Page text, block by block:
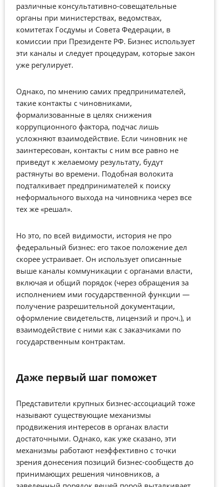
различные консультативно-совещательные
органы при министерствах, ведомствах,
комитетах Госдумы и Совета Федерации, в
комиссии при Президенте РФ. Бизнес использует
эти каналы и следует процедурам, которые закон
уже регулирует.
Однако, по мнению самих предпринимателей,
такие контакты с чиновниками,
формализованные в целях снижения
коррупционного фактора, подчас лишь
усложняют взаимодействие. Если чиновник не
заинтересован, контакты с ним все равно не
приведут к желаемому результату, будут
растянуты во времени. Подобная волокита
подталкивает предпринимателей к поиску
неформального выхода на чиновника через все
тех же «решал».
Но это, по всей видимости, история не про
федеральный бизнес: его такое положение дел
скорее устраивает. Он использует описанные
выше каналы коммуникации с органами власти,
включая и общий порядок (через обращения за
исполнением ими государственной функции —
получение разрешительной документации,
оформление свидетельств, лицензий и проч.), и
взаимодействие с ними как с заказчиками по
государственным контрактам.
Даже первый шаг поможет
Представители крупных бизнес-ассоциаций тоже
называют существующие механизмы
продвижения интересов в органах власти
достаточными. Однако, как уже сказано, эти
механизмы работают неэффективно с точки
зрения донесения позиций бизнес-сообществ до
принимающих решения чиновников, а